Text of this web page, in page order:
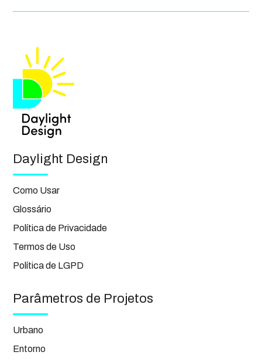
Daylight Design
Como Usar
Glossário
Política de Privacidade
Termos de Uso
Política de LGPD
Parâmetros de Projetos
Urbano
Entorno